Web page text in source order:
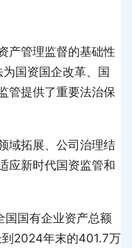
产管理监督的基础性
国资国企改革、国
管提供了重要法治保
域拓展、公司治理结
应新时代国资监管和
国国有企业资产总额
到2024年末的401.7万